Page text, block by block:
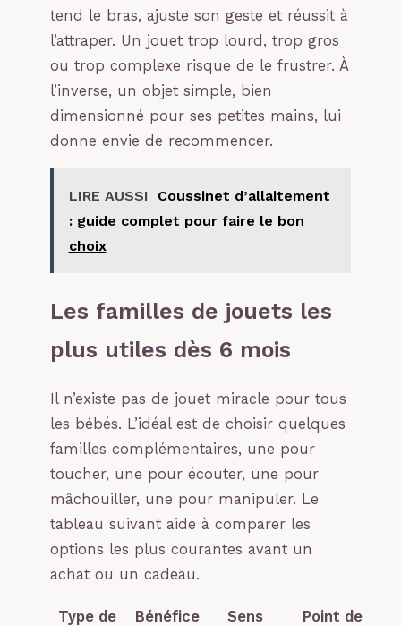
tend le bras, ajuste son geste et réussit à
l’attraper. Un jouet trop lourd, trop gros
ou trop complexe risque de le frustrer. À
l’inverse, un objet simple, bien
dimensionné pour ses petites mains, lui
donne envie de recommencer.
LIRE AUSSI
Coussinet d’allaitement
: guide complet pour faire le bon
choix
Les familles de jouets les
plus utiles dès 6 mois
Il n’existe pas de jouet miracle pour tous
les bébés. L’idéal est de choisir quelques
familles complémentaires, une pour
toucher, une pour écouter, une pour
mâchouiller, une pour manipuler. Le
tableau suivant aide à comparer les
options les plus courantes avant un
achat ou un cadeau.
Type de Bénéfice Sens Point de